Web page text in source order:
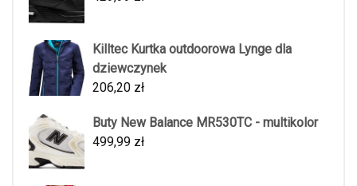
Killtec Kurtka outdoorowa Lynge dla
dziewczynek
206,20 zł
Buty New Balance MR530TC - multikolor
499,99 zł